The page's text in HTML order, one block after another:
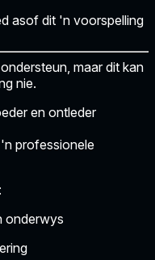
asof dit 'n voorspelling
maar dit kan
nie.
en ontleder
professionele
onderwys